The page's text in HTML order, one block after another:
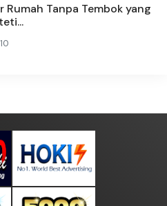
Rumah Tanpa Tembok yang
10